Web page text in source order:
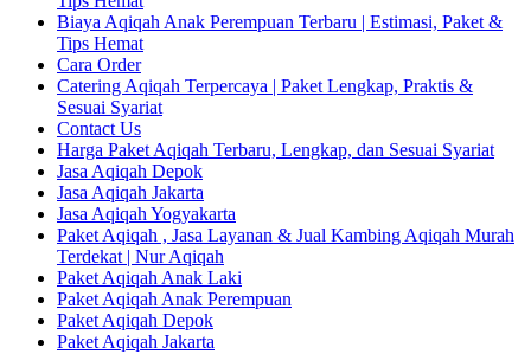
Biaya Aqiqah Anak Perempuan Terbaru | Estimasi, Paket &
Tips Hemat
Cara Order
Catering Aqiqah Terpercaya | Paket Lengkap, Praktis &
Sesuai Syariat
Contact Us
Harga Paket Aqiqah Terbaru, Lengkap, dan Sesuai Syariat
Jasa Aqiqah Depok
Jasa Aqiqah Jakarta
Jasa Aqiqah Yogyakarta
Paket Aqiqah , Jasa Layanan & Jual Kambing Aqiqah Murah
Terdekat | Nur Aqiqah
Paket Aqiqah Anak Laki
Paket Aqiqah Anak Perempuan
Paket Aqiqah Depok
Paket Aqiqah Jakarta